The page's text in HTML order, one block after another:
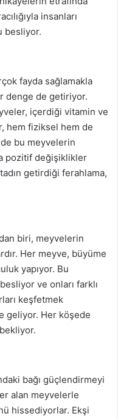
insanları
besliyor.
fayda sağlamakla
denge de getiriyor.
içerdiği vitamin ve
hem fiziksel hem de
bu meyvelerin
pozitif değişiklikler
getirdiği ferahlama,
biri, meyvelerin
Her meyve, büyüme
yapıyor. Bu
ve onları farklı
keşfetmek
geliyor. Her köşede
bağı güçlendirmeyi
alan meyvelerle
hissediyorlar. Ekşi